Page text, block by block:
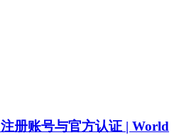
册账号与官方认证 | World